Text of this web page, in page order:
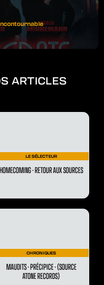
ARTICLES
LE SÉLECTEUR
HOMECOMING - RETOUR AUX SOURCES
CHRONIQUES
MAUDITS - PRÉCIPICE - (SOURCE
ATONE RECORDS)